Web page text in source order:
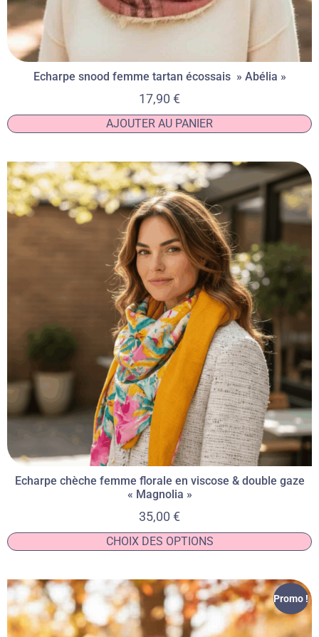
Echarpe snood femme tartan écossais » Abélia »
17,90 €
AJOUTER AU PANIER
Echarpe chèche femme florale en viscose & double gaze
« Magnolia »
35,00 €
CHOIX DES OPTIONS
Promo !